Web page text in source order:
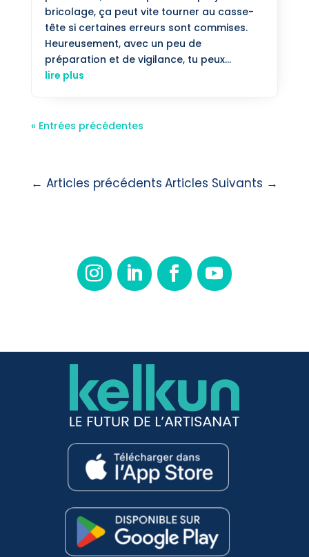
bricolage, ça peut vite tourner au casse-
tête si certaines erreurs sont commises.
Heureusement, avec un peu de
préparation et de vigilance, tu peux...
lire plus
« Entrées précédentes
← Articles précédents Articles Suivants →